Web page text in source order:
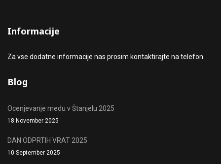
Informacije
Za vse dodatne informacije nas prosim kontaktirajte na telefon.
Blog
Ocenjevanje medu v Štanjelu 2025
18 November 2025
DAN ODPRTIH VRAT 2025
10 September 2025